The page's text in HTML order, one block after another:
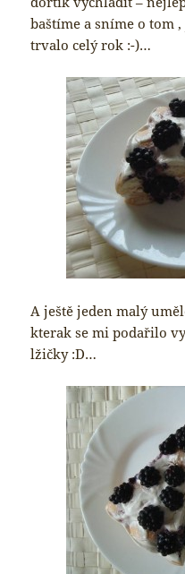
baštíme a sníme o tom
trvalo celý rok :-)…
A ještě jeden malý
kterak se mi podařilo
lžičky :D…